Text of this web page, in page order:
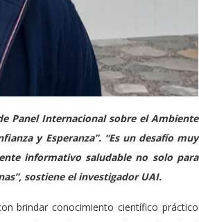
Panel Internacional sobre el Ambiente
y Esperanza”. “Es un desafío muy
informativo saludable no solo para
sostiene el investigador UAI.
brindar conocimiento científico práctico